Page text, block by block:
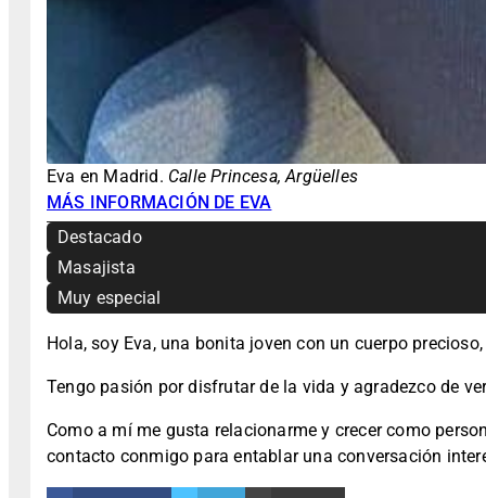
Eva en Madrid. Calle Princesa, Argüelles
MÁS INFORMACIÓN DE EVA
Destacado
Masajista
Muy especial
Hola, soy Eva, una bonita joven con un cuerpo
Tengo pasión por disfrutar de la vida y agradezco de
Como a mí me gusta relacionarme y crecer como
contacto conmigo para entablar una conversación